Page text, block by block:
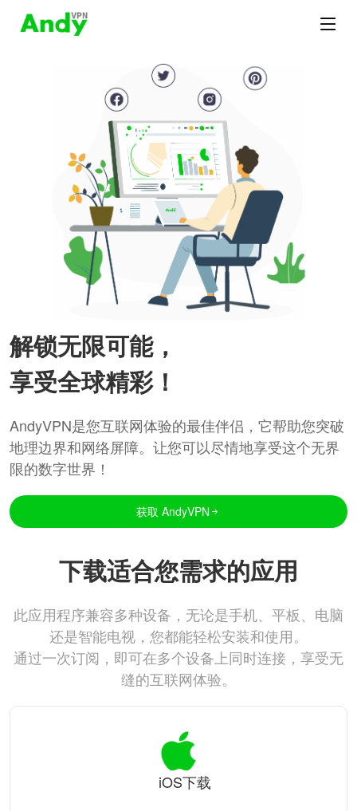
解锁无限可能，
享受全球精彩！
AndyVPN是您互联网体验的最佳伴侣，它帮助您突破
地理边界和网络屏障。让您可以尽情地享受这个无界
限的数字世界！
获取 AndyVPN
下载适合您需求的应用
此应用程序兼容多种设备，无论是手机、平板、电脑
还是智能电视，您都能轻松安装和使用。
通过一次订阅，即可在多个设备上同时连接，享受无
缝的互联网体验。
iOS下载